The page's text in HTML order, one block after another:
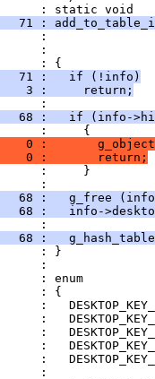
: static void
71 :
:
:
: {
71 :   if (!info)
3 :     return;
:
68 :   if (info-
:     {
0 :
0 :       return;
:     }
:
68 :   g_free
68 :   info-
:
68 :
: }
:
: enum
: {
:
:
:
:
:
: